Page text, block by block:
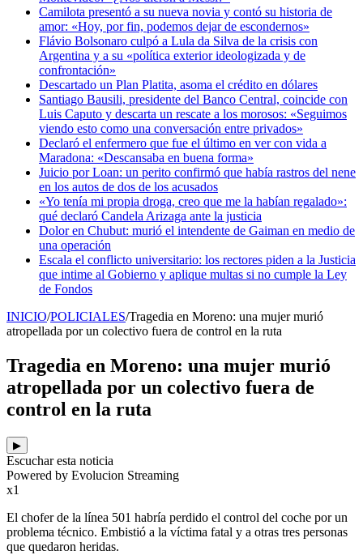
Camilota presentó a su nueva novia y contó su historia de
amor: «Hoy, por fin, podemos dejar de escondernos»
Flávio Bolsonaro culpó a Lula da Silva de la crisis con
Argentina y a su «política exterior ideologizada y de
confrontación»
Descartado un Plan Platita, asoma el crédito en dólares
Santiago Bausili, presidente del Banco Central, coincide con
Luis Caputo y descarta un rescate a los morosos: «Seguimos
viendo esto como una conversación entre privados»
Declaró el enfermero que fue el último en ver con vida a
Maradona: «Descansaba en buena forma»
Juicio por Loan: un perito confirmó que había rastros del nene
en los autos de dos de los acusados
«Yo tenía mi propia droga, creo que me la habían regalado»:
qué declaró Candela Arizaga ante la justicia
Dolor en Chubut: murió el intendente de Gaiman en medio de
una operación
Escala el conflicto universitario: los rectores piden a la Justicia
que intime al Gobierno y aplique multas si no cumple la Ley
de Fondos
INICIO/POLICIALES/Tragedia en Moreno: una mujer murió
atropellada por un colectivo fuera de control en la ruta
Tragedia en Moreno: una mujer murió
atropellada por un colectivo fuera de
control en la ruta
▶
Escuchar esta noticia
Powered by Evolucion Streaming
x1
El chofer de la línea 501 habría perdido el control del coche por un
problema técnico. Embistió a la víctima fatal y a otras tres personas
que quedaron heridas.